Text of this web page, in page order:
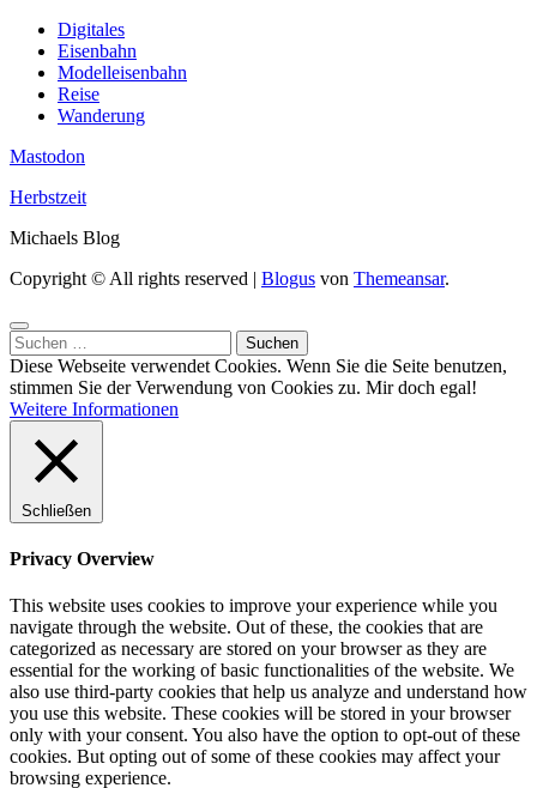
Digitales
Eisenbahn
Modelleisenbahn
Reise
Wanderung
Mastodon
Herbstzeit
Michaels Blog
Copyright © All rights reserved | Blogus von Themeansar.
Suchen
nach:
Diese Webseite verwendet Cookies. Wenn Sie die Seite benutzen,
stimmen Sie der Verwendung von Cookies zu. Mir doch egal!
Weitere Informationen
Schließen
Privacy Overview
This website uses cookies to improve your experience while you
navigate through the website. Out of these, the cookies that are
categorized as necessary are stored on your browser as they are
essential for the working of basic functionalities of the website. We
also use third-party cookies that help us analyze and understand how
you use this website. These cookies will be stored in your browser
only with your consent. You also have the option to opt-out of these
cookies. But opting out of some of these cookies may affect your
browsing experience.